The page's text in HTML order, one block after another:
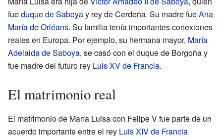
fueduque de Saboyay rey de Cerdeña. Su madre fueAna
María de Orléans. Su familia tenía importantes conexiones
reales en Europa. Por ejemplo, su hermana mayor, María
Adelaida de Saboya, se casó con el duque de Borgoña y
fue madre del futuro rey Luis XV de Francia.
El matrimonio real
El matrimonio de María Luisa con Felipe V fue parte de un
acuerdo importante entre el rey Luis XIV de Francia